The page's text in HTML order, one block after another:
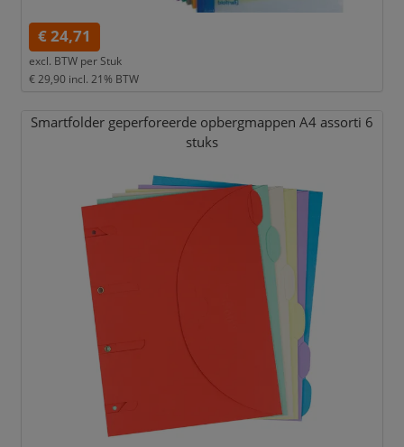
€ 24,71
excl. BTW per Stuk
€ 29,90 incl. 21% BTW
Smartfolder geperforeerde opbergmappen A4 assorti 6
stuks